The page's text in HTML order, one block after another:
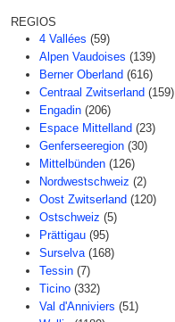
REGIOS
4 Vallées (59)
Alpen Vaudoises (139)
Berner Oberland (616)
Centraal Zwitserland (159)
Engadin (206)
Espace Mittelland (23)
Genferseeregion (30)
Mittelbünden (126)
Nordwestschweiz (2)
Oost Zwitserland (120)
Ostschweiz (5)
Prättigau (95)
Surselva (168)
Tessin (7)
Ticino (332)
Val d'Anniviers (51)